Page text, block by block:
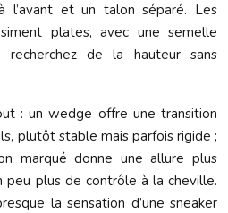
l’avant et un talon séparé. Les
plates, avec une semelle
de la hauteur sans
: un wedge offre une transition
plutôt stable mais parfois rigide ;
marqué donne une allure plus
peu plus de contrôle à la cheville.
la sensation d’une sneaker